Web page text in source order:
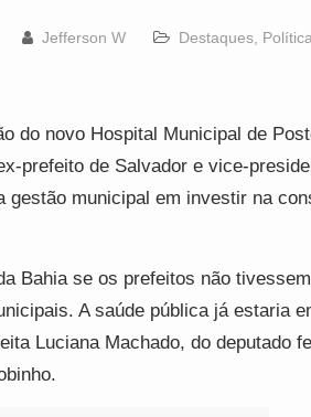
Jefferson W Destaques,
do novo Hospital Municipal de
prefeito de Salvador e vice-
gestão municipal em investir na
Bahia se os prefeitos não
A saúde pública já estaria
Luciana Machado, do deputado